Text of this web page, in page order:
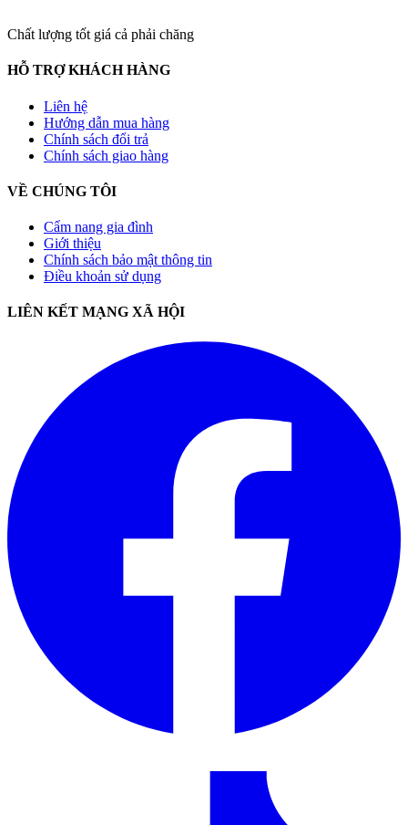
Chất lượng tốt giá cả phải chăng
HỖ TRỢ KHÁCH HÀNG
Liên hệ
Hướng dẫn mua hàng
Chính sách đổi trả
Chính sách giao hàng
VỀ CHÚNG TÔI
Cẩm nang gia đình
Giới thiệu
Chính sách bảo mật thông tin
Điều khoản sử dụng
LIÊN KẾT MẠNG XÃ HỘI